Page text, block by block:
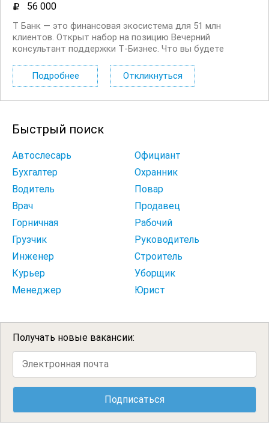
56 000
Т Банк — это финансовая экосистема для 51 млн
клиентов. Открыт набор на позицию Вечерний
консультант поддержки Т‑Бизнес. Что вы будете
лицам. Решать возникающие вопросы, связанные как с
продуктами компании, так и с внешними...
Подробнее Откликнуться
Быстрый поиск
Автослесарь
Официант
Бухгалтер
Охранник
Водитель
Повар
Врач
Продавец
Горничная
Рабочий
Грузчик
Руководитель
Инженер
Строитель
Курьер
Уборщик
Менеджер
Юрист
Получать новые вакансии: